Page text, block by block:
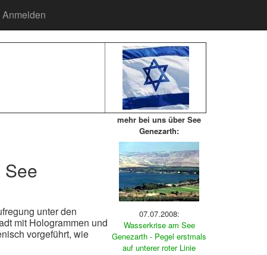
Anmelden
unter den
mit Hologrammen und
vorgeführt, wie
mehr bei uns über See
Genezarth:
07.07.2008:
Wasserkrise am See
Genezarth - Pegel erstmals
auf unterer roter Linie